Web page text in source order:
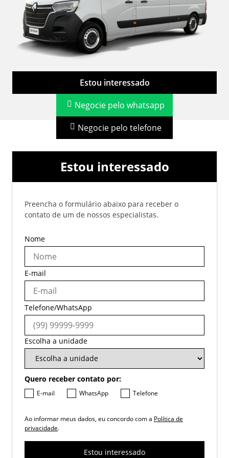
Estou interessado
Negocie pelo whatsapp
Negocie pelo telefone
Estou interessado
Preencha o formulário abaixo para receber o
contato de um de nossos especialistas.
Nome
E-mail
Telefone/WhatsApp
Escolha a unidade
Quero receber contato por:
E-mail WhatsApp Telefone
Ao informar meus dados, eu concordo com a Política de
privacidade.
Estou interessado